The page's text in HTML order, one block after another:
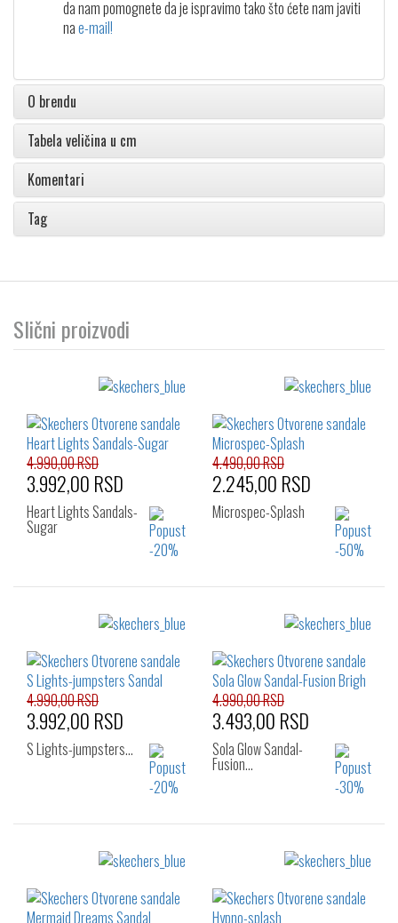
da nam pomognete da je ispravimo tako što ćete nam javiti
nae-mail!
O brendu
Tabela veličina u cm
Komentari
Tag
Slični proizvodi
Izaberi željeni broj:
29 30
32
33
34
35
4.990,00 RSD
3.992,00 RSD
Heart Lights Sandals-
Sugar
Izaberi željeni broj:
25
26
4.490,00 RSD
2.245,00 RSD
Microspec-Splash
Izaberi željeni broj:
26
4.990,00 RSD
3.992,00 RSD
S Lights-jumpsters…
Izaberi željeni broj:
28 29
31
4.990,00 RSD
3.493,00 RSD
Sola Glow Sandal-
Fusion…